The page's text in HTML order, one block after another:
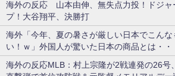
海外の反応 山本由伸、無失点力投！ドジャ
プ！大谷翔平、決勝打
海外「今年、夏の暑さが厳しい日本でこんな
い！ｗ」外国人が驚いた日本の商品とは・・
海外の反応MLB：村上宗隆が2戦連発の26号